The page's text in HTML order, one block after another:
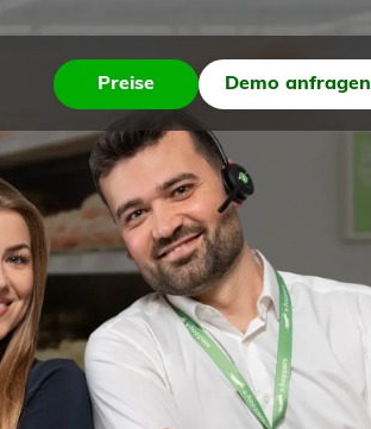
Preise Demo anfragen